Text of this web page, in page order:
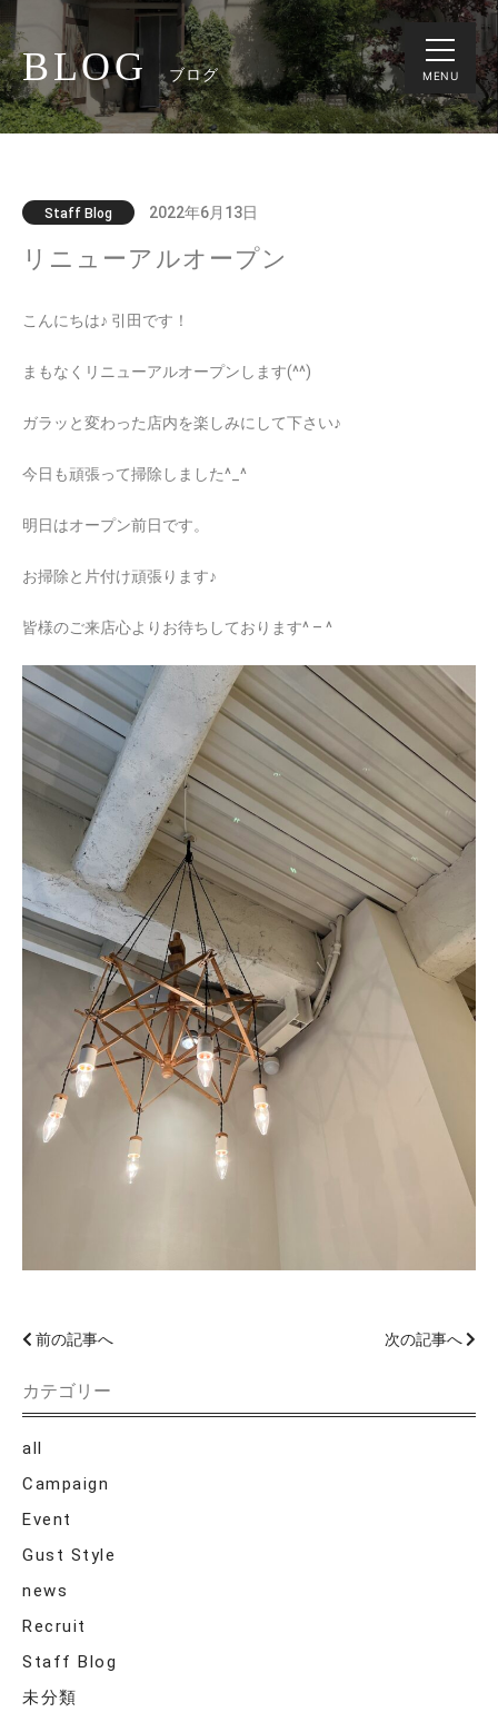
MENU
BLOG ブログ
Staff Blog 2022年6月13日
リニューアルオープン
こんにちは♪ 引田です！
まもなくリニューアルオープンします(^^)
ガラッと変わった店内を楽しみにして下さい♪
今日も頑張って掃除しました^_^
明日はオープン前日です。
お掃除と片付け頑張ります♪
皆様のご来店心よりお待ちしております^ – ^
前の記事へ 次の記事へ
カテゴリー
all
Campaign
Event
Gust Style
news
Recruit
Staff Blog
未分類